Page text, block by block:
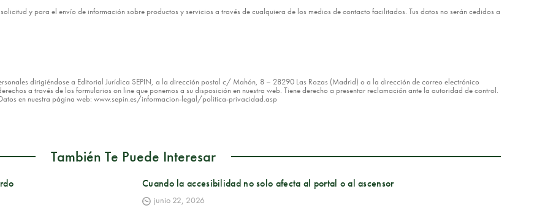
y para el envío de información sobre productos y servicios a través de cualquiera de los medios de contacto facilitados. Tus datos no serán cedidos a
dirigiéndose a Editorial Jurídica SEPIN, a la dirección postal c/ Mahón, 8 – 28290 Las Rozas (Madrid) o a la dirección de correo electrónico
a través de los formularios on line que ponemos a su disposición en nuestra web. Tiene derecho a presentar reclamación ante la autoridad de control.
en nuestra página web: www.sepin.es/informacion-legal/politica-privacidad.asp
También Te Puede Interesar
Cuando la accesibilidad no solo afecta al portal o al ascensor
junio 22, 2026